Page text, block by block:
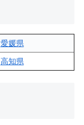
愛媛県
高知県